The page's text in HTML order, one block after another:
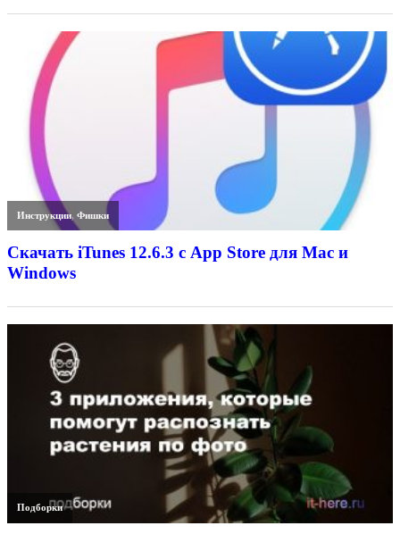
Инструкции,Фишки
Скачать iTunes 12.6.3 с App Store для Mac и
Windows
Подборки